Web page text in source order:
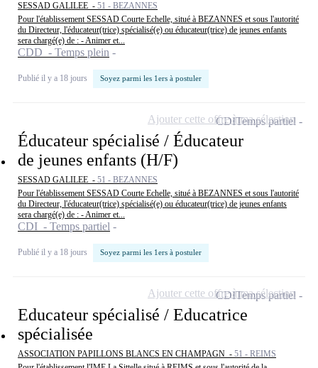
SESSAD GALILEE - 51 - BEZANNES
Pour l'établissement SESSAD Courte Echelle, situé à BEZANNES et sous l'autorité
du Directeur, l'éducateur(trice) spécialisé(e) ou éducateur(trice) de jeunes enfants
sera chargé(e) de : - Animer et...
CDD - Temps plein
Publié il y a 18 jours Soyez parmi les 1ers à postuler
Éducateur spécialisé / Éducateur
de jeunes enfants (H/F)
SESSAD GALILEE - 51 - BEZANNES
Pour l'établissement SESSAD Courte Echelle, situé à BEZANNES et sous l'autorité
du Directeur, l'éducateur(trice) spécialisé(e) ou éducateur(trice) de jeunes enfants
sera chargé(e) de : - Animer et...
CDI - Temps partiel
Publié il y a 18 jours Soyez parmi les 1ers à postuler
CDITemps partiel
Ajouter cette offre à ma sélection
Educateur spécialisé / Educatrice
spécialisée
ASSOCIATION PAPILLONS BLANCS EN CHAMPAGN - 51 - REIMS
CDITemps partiel
Ajouter cette offre à ma sélection